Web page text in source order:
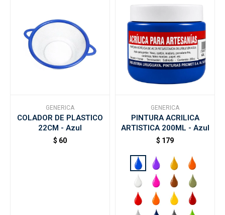
GENERICA
COLADOR DE PLASTICO
22CM - Azul
$ 60
GENERICA
PINTURA ACRILICA
ARTISTICA 200ML - Azul
$ 179